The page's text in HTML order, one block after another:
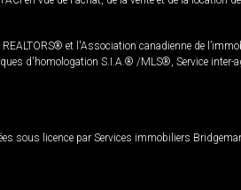
et l'Association canadienne de
d'homologation S.I.A.® /MLS®, Service
sous licence par Services immobiliers